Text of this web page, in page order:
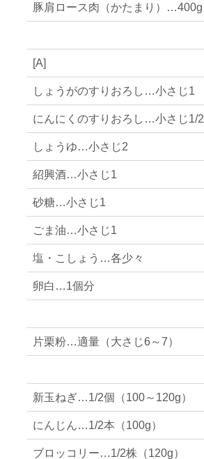
豚肩ロース肉（かたまり）…400g
[A]
しょうがのすりおろし…小さじ1
にんにくのすりおろし…小さじ1/2
しょうゆ…小さじ2
紹興酒…小さじ1
砂糖…小さじ1
ごま油…小さじ1
塩・こしょう…各少々
卵白…1個分
片栗粉…適量（大さじ6～7）
新玉ねぎ…1/2個（100～120g）
にんじん…1/2本（100g）
ブロッコリー…1/2株（120g）